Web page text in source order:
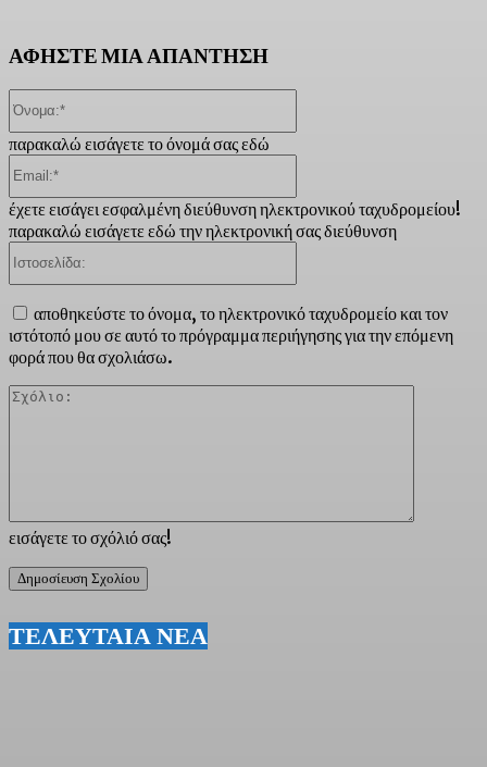
ΑΦΗΣΤΕ ΜΙΑ ΑΠΑΝΤΗΣΗ
εισάγετε το σχόλιό σας!
παρακαλώ εισάγετε το όνομά σας εδώ
έχετε εισάγει εσφαλμένη διεύθυνση ηλεκτρονικού ταχυδρομείου!
παρακαλώ εισάγετε εδώ την ηλεκτρονική σας διεύθυνση
αποθηκεύστε το όνομα, το ηλεκτρονικό ταχυδρομείο και τον
ιστότοπό μου σε αυτό το πρόγραμμα περιήγησης για την επόμενη
φορά που θα σχολιάσω.
ΤΕΛΕΥΤΑΙΑ ΝΕΑ